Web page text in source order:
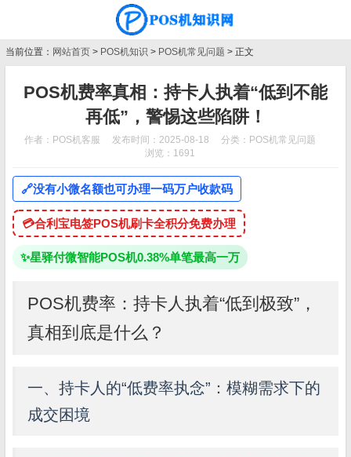
当前位置： 网站首页 > POS机知识 > POS机常见问题 > 正文
POS机费率真相：持卡人执着“低到不能
再低”，警惕这些陷阱！
作者：POS机客服 发布时间：2025-08-18 分类： POS机常见问题
浏览：1691
🔗没有小微名额也可办理一码万户收款码
💳合利宝电签POS机刷卡全积分免费办理
✨星驿付微智能POS机0.38%单笔最高一万
POS机费率：持卡人执着“低到极致”，
真相到底是什么？
一、持卡人的“低费率执念”：模糊需求下的
成交困境